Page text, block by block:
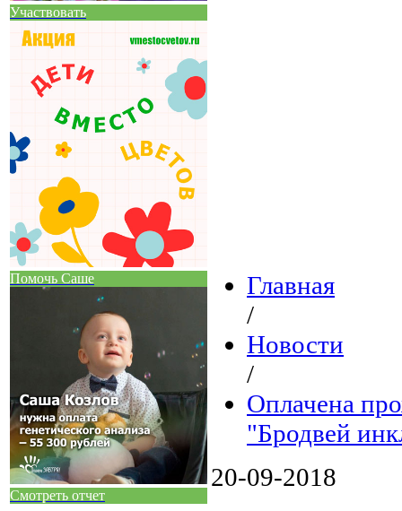
Участвовать
Помочь Саше
Смотреть отчет
Главная
/
Новости
/
Оплачена
"Бродвей
20-09-2018